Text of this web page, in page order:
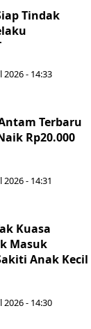
Tindak
2026 - 14:33
Terbaru
Rp20.000
2026 - 14:31
Kuasa
Masuk
Anak Kecil
2026 - 14:30